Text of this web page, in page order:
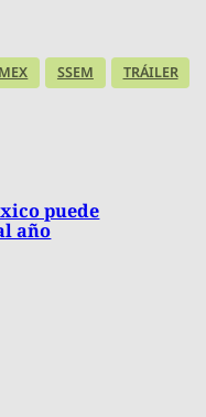
SSEM TRÁILER
puede
año